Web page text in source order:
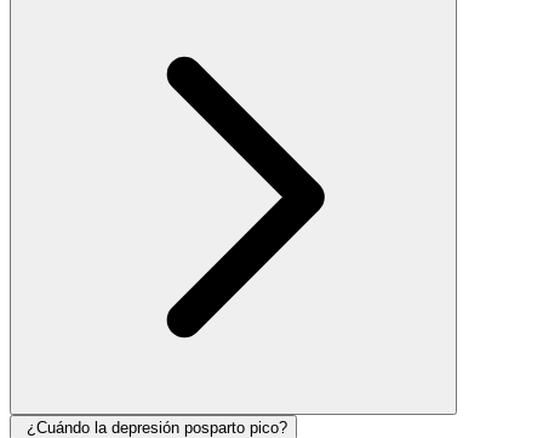
¿Cuándo la depresión posparto pico?